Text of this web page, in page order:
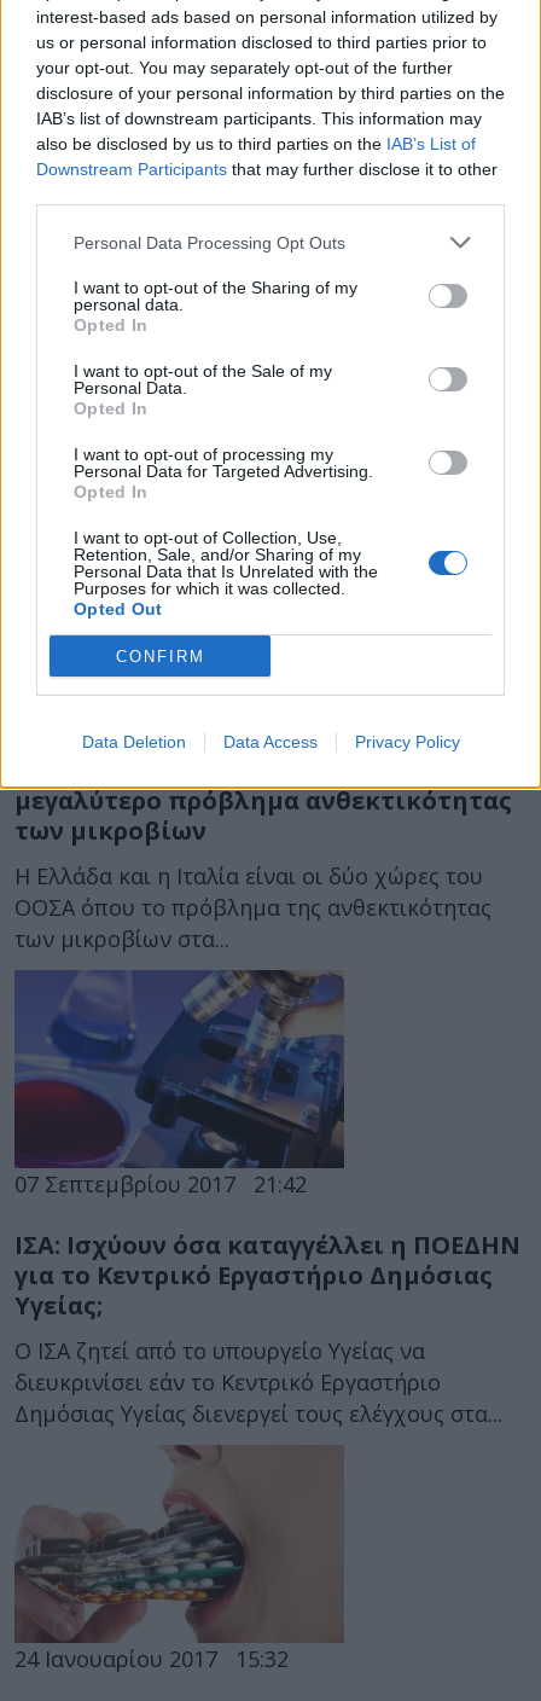
interest-based ads based on personal information utilized by
us or personal information disclosed to third parties prior to
your opt-out. You may separately opt-out of the further
disclosure of your personal information by third parties on the
IAB’s list of downstream participants. This information may
also be disclosed by us to third parties on the IAB’s List of
Downstream Participants that may further disclose it to other
Personal Data Processing Opt Outs
I want to opt-out of the Sharing of my
personal data.
Opted In
I want to opt-out of the Sale of my
Personal Data.
Opted In
I want to opt-out of processing my
Personal Data for Targeted Advertising.
Opted In
I want to opt-out of Collection, Use,
Retention, Sale, and/or Sharing of my
Personal Data that Is Unrelated with the
Purposes for which it was collected.
Opted Out
CONFIRM
Data Deletion Data Access Privacy Policy
15 Μαρτίου 2019 13:57
ΠΟΕΔΗΝ: Από έλλειψη προσωπικού, οι
θάνατοι στα νοσοκομεία από λοιμώξεις
Απάντηση σε ΚΕΕΛΠΝΟ και Υπουργείο Υγείας για
τους 1.627 νεκρούς κάθε χρόνο από
ανακοίνωσή...
μεγαλύτερο πρόβλημα ανθεκτικότητας
των μικροβίων
Η Ελλάδα και η Ιταλία είναι οι δύο χώρες του
ΟΟΣΑ όπου το πρόβλημα της ανθεκτικότητας
των μικροβίων στα...
07 Σεπτεμβρίου 2017 21:42
ΙΣΑ: Ισχύουν όσα καταγγέλλει η ΠΟΕΔΗΝ
για το Κεντρικό Εργαστήριο Δημόσιας
Υγείας;
Ο ΙΣΑ ζητεί από το υπουργείο Υγείας να
διευκρινίσει εάν το Κεντρικό Εργαστήριο
Δημόσιας Υγείας διενεργεί τους ελέγχους στα...
24 Ιανουαρίου 2017 15:32